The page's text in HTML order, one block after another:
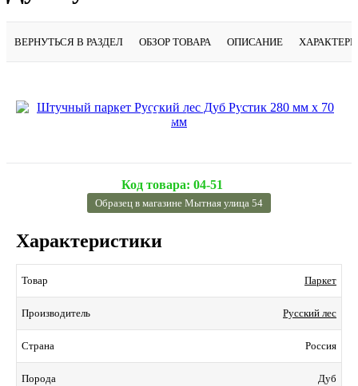
ВЕРНУТЬСЯ В РАЗДЕЛ ОБЗОР ТОВАРА ОПИСАНИЕ
Подробнее
Код товара: 04-51
Образец в магазине Мытная улица 54
Характеристики
Товар Паркет
Производитель Русский лес
Страна Россия
Порода Дуб